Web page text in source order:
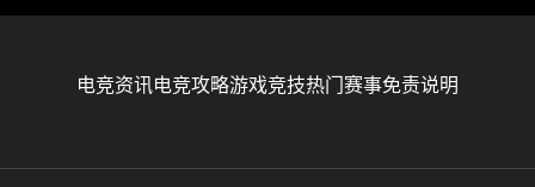
电竞资讯电竞攻略游戏竞技热门赛事免责说明